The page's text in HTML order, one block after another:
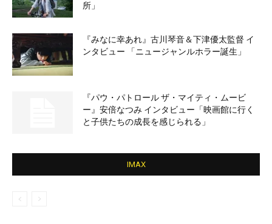
所」
『みなに幸あれ』古川琴音＆下津優太監督 イ
ンタビュー 「ニュージャンルホラー誕生」
『パウ・パトロール ザ・マイティ・ムービ
ー』安倍なつみ インタビュー「映画館に行く
と子供たちの成長を感じられる」
IMAX